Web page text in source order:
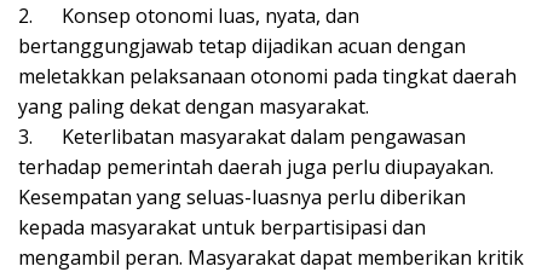
2.
Konsep otonomi luas, nyata, dan
bertanggungjawab tetap dijadikan acuan dengan
meletakkan pelaksanaan otonomi pada tingkat daerah
yang paling dekat dengan masyarakat.
3.
Keterlibatan masyarakat dalam pengawasan
terhadap pemerintah daerah juga perlu diupayakan.
Kesempatan yang seluas-luasnya perlu diberikan
kepada masyarakat untuk berpartisipasi dan
mengambil peran. Masyarakat dapat memberikan kritik